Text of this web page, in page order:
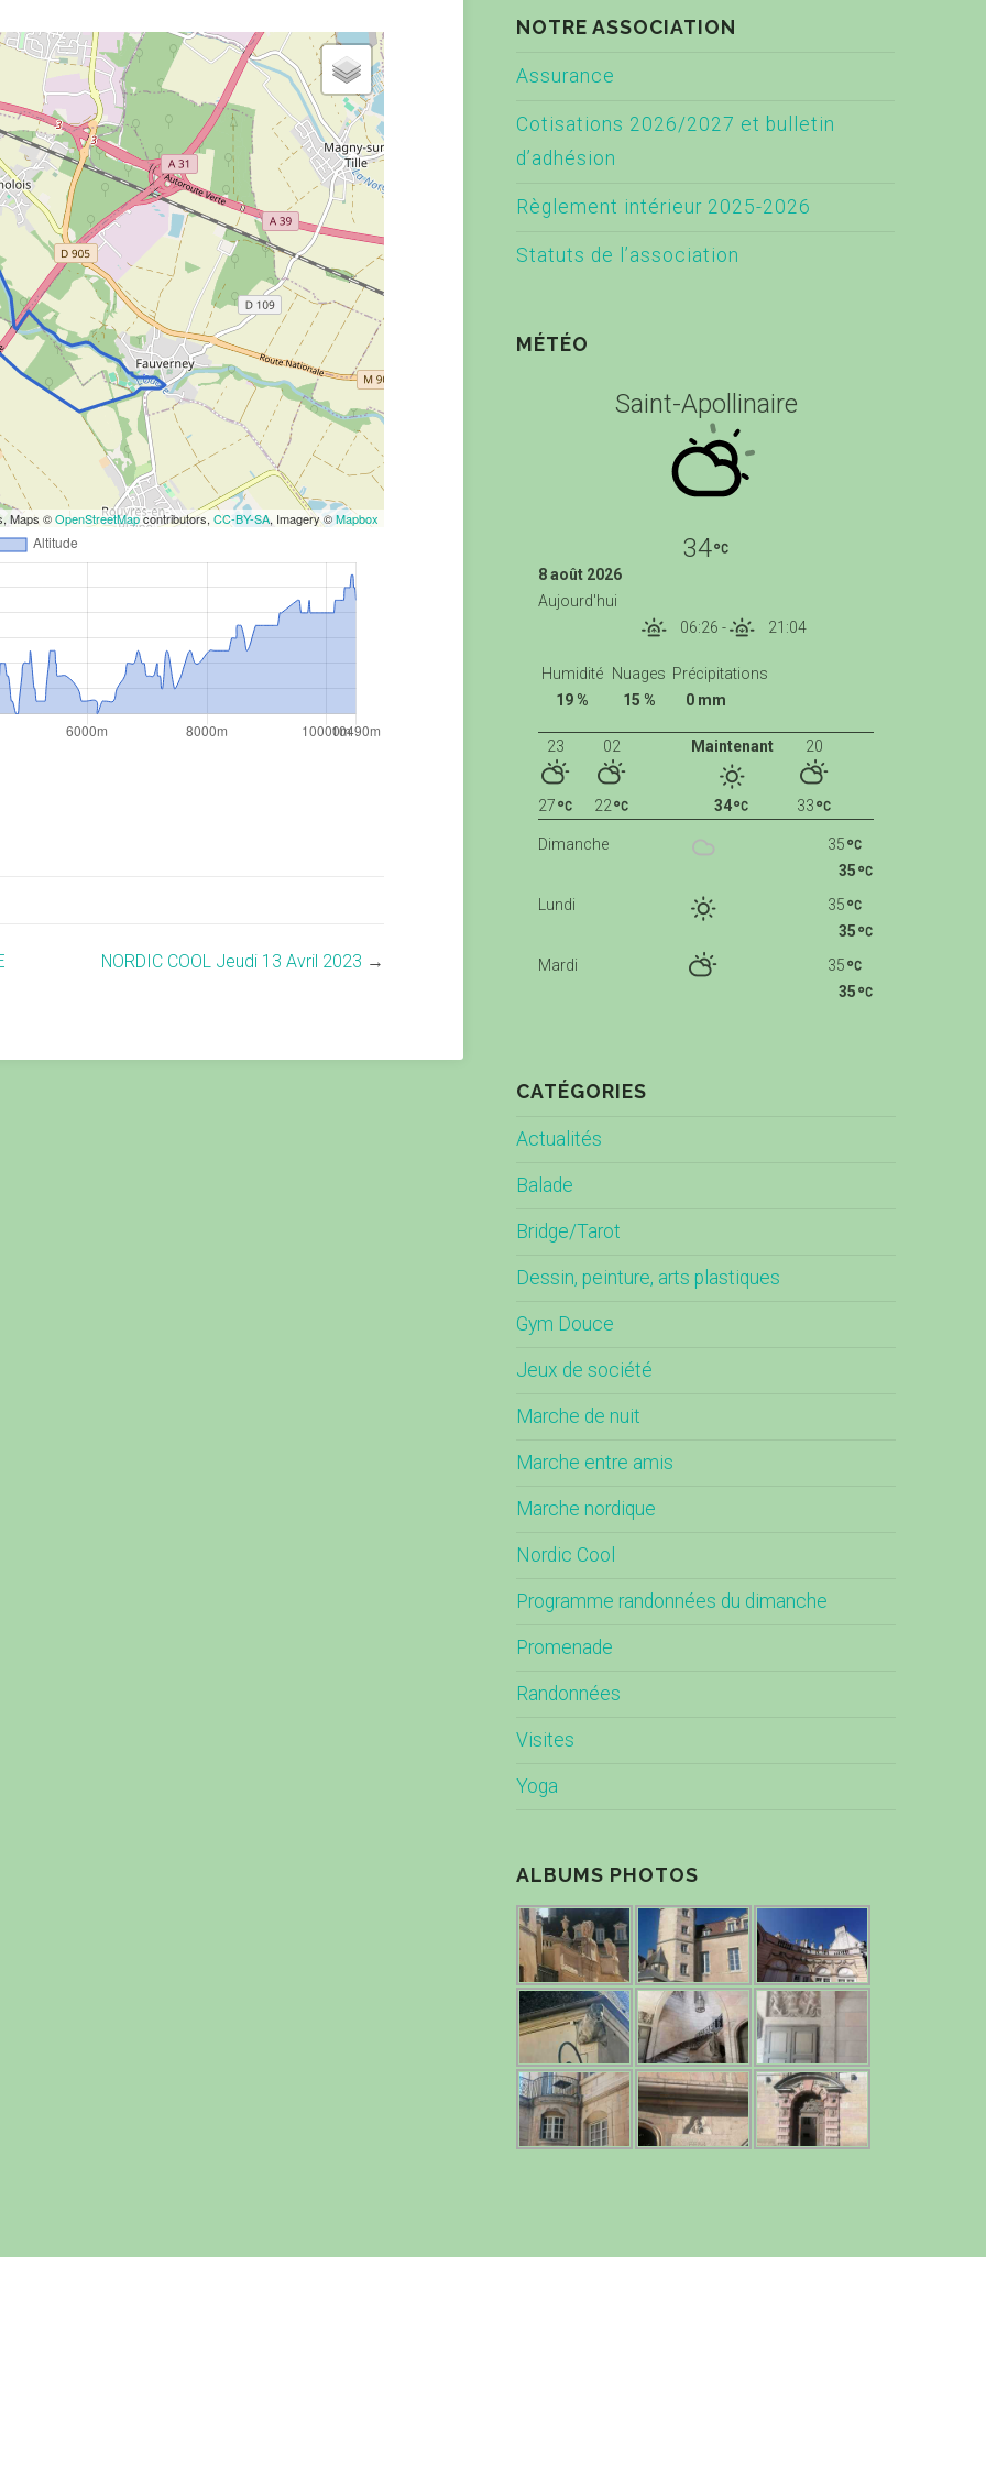
Maps ©OpenStreetMapcontributors,CC-BY-SA, Imagery ©Mapbox
NORDIC COOL Jeudi 13 Avril 2023 →
NOTRE ASSOCIATION
Assurance
Cotisations 2026/2027 et bulletin
d’adhésion
Règlement intérieur 2025-2026
Statuts de l’association
MÉTÉO
Saint-Apollinaire
34
8 août 2026
Aujourd'hui
06:26 - 21:04
Humidité
19 %
Nuages
15 %
Précipitations
0 mm
Maintenant
34
20
33
23
27
02
22
Dimanche
35
35
Lundi
35
35
Mardi
35
35
CATÉGORIES
Actualités
Balade
Bridge/Tarot
Dessin, peinture, arts plastiques
Gym Douce
Jeux de société
Marche de nuit
Marche entre amis
Marche nordique
Nordic Cool
Programme randonnées du dimanche
Promenade
Randonnées
Visites
Yoga
ALBUMS PHOTOS